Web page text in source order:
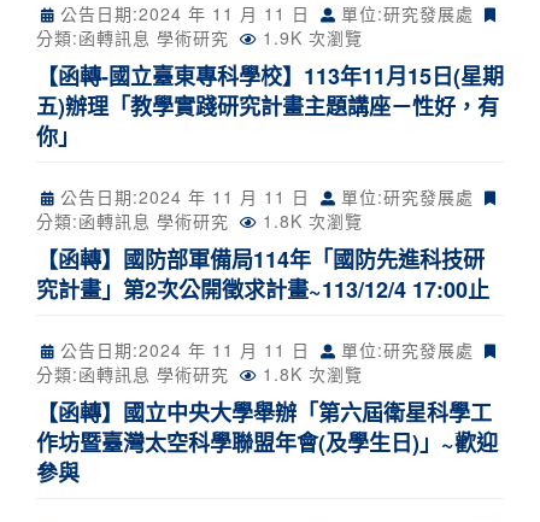
公告日期:2024 年 11 月 11 日
單位:研究發展處
分類:函轉訊息 學術研究 1.9K 次瀏覽
【函轉-國立臺東專科學校】113年11月15日(星期
五)辦理「教學實踐研究計畫主題講座－性好，有
你」
公告日期:2024 年 11 月 11 日
單位:研究發展處
分類:函轉訊息 學術研究 1.8K 次瀏覽
【函轉】國防部軍備局114年「國防先進科技研
究計畫」第2次公開徵求計畫~113/12/4 17:00止
公告日期:2024 年 11 月 11 日
單位:研究發展處
分類:函轉訊息 學術研究 1.8K 次瀏覽
【函轉】國立中央大學舉辦「第六屆衛星科學工
作坊暨臺灣太空科學聯盟年會(及學生日)」~歡迎
參與